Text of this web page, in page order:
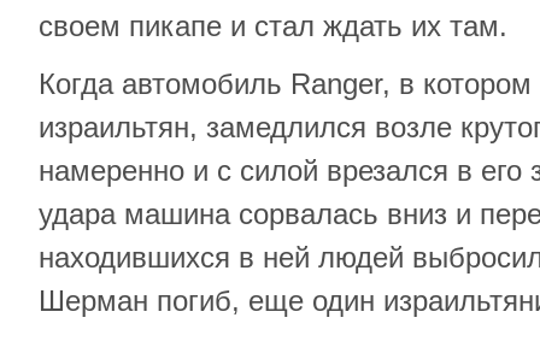
своем пикапе и стал ждать их там.
Когда автомобиль Ranger, в
израильтян, замедлился возле
намеренно и с силой врезался в
удара машина сорвалась вниз и
находившихся в ней людей
Шерман погиб, еще один